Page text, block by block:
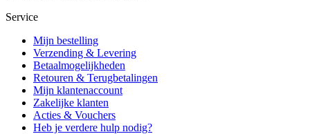
Service
Mijn bestelling
Verzending & Levering
Betaalmogelijkheden
Retouren & Terugbetalingen
Mijn klantenaccount
Zakelijke klanten
Acties & Vouchers
Heb je verdere hulp nodig?